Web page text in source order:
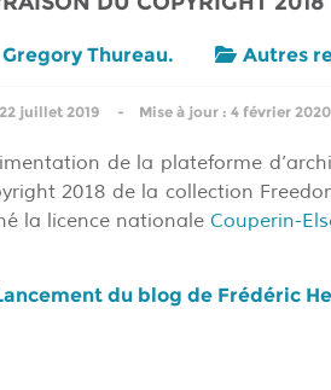
Gregory Thureau. Autres
22 juillet 2019 4 février 2020
de la plateforme
2018 de la collection
la licence nationale Couperin-
du blog de Frédéric